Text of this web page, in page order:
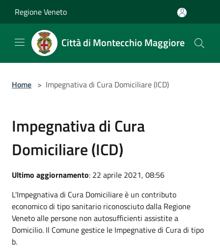
Regione Veneto
Città di Montecchio Maggiore
Home > Impegnativa di Cura Domiciliare (ICD)
Impegnativa di Cura
Domiciliare (ICD)
Ultimo aggiornamento: 22 aprile 2021, 08:56
L'Impegnativa di Cura Domiciliare è un contributo
economico di tipo sanitario riconosciuto dalla Regione
Veneto alle persone non autosufficienti assistite a
Domicilio. Il Comune gestice le Impegnative di Cura di tipo
b.